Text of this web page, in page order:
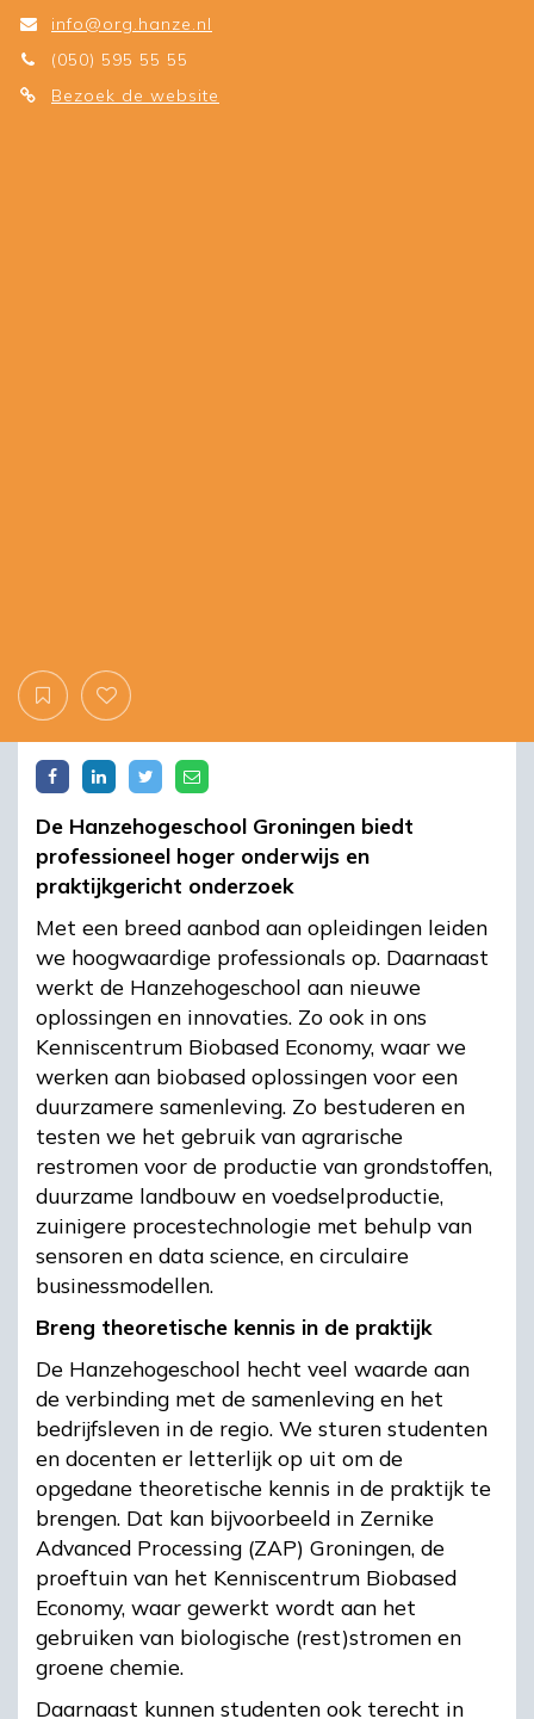
info@org.hanze.nl
(050) 595 55 55
Bezoek de website
De Hanzehogeschool Groningen biedt
professioneel hoger onderwijs en
praktijkgericht onderzoek
Met een breed aanbod aan opleidingen leiden
we hoogwaardige professionals op. Daarnaast
werkt de Hanzehogeschool aan nieuwe
oplossingen en innovaties. Zo ook in ons
Kenniscentrum Biobased Economy, waar we
werken aan biobased oplossingen voor een
duurzamere samenleving. Zo bestuderen en
testen we het gebruik van agrarische
restromen voor de productie van grondstoffen,
duurzame landbouw en voedselproductie,
zuinigere procestechnologie met behulp van
sensoren en data science, en circulaire
businessmodellen.
Breng theoretische kennis in de praktijk
De Hanzehogeschool hecht veel waarde aan
de verbinding met de samenleving en het
bedrijfsleven in de regio. We sturen studenten
en docenten er letterlijk op uit om de
opgedane theoretische kennis in de praktijk te
brengen. Dat kan bijvoorbeeld in Zernike
Advanced Processing (ZAP) Groningen, de
proeftuin van het Kenniscentrum Biobased
Economy, waar gewerkt wordt aan het
gebruiken van biologische (rest)stromen en
groene chemie.
Daarnaast kunnen studenten ook terecht in